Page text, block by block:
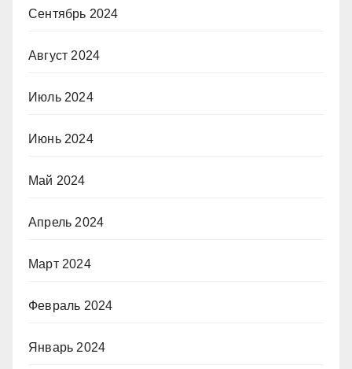
Сентябрь 2024
Август 2024
Июль 2024
Июнь 2024
Май 2024
Апрель 2024
Март 2024
Февраль 2024
Январь 2024